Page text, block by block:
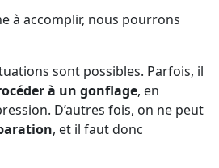
à accomplir, nous pourrons
sont possibles. Parfois, il
à un gonflage, en
D’autres fois, on ne peut
, et il faut donc